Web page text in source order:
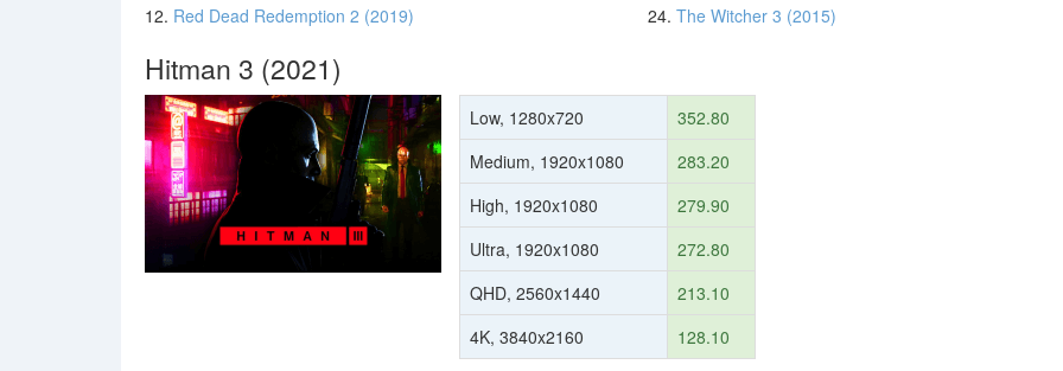
12. Red Dead Redemption 2 (2019)
24. The Witcher 3 (2015)
Hitman 3 (2021)
Low, 1280x720
352.80
Medium, 1920x1080
283.20
High, 1920x1080
279.90
Ultra, 1920x1080
272.80
QHD, 2560x1440
213.10
4K, 3840x2160
128.10